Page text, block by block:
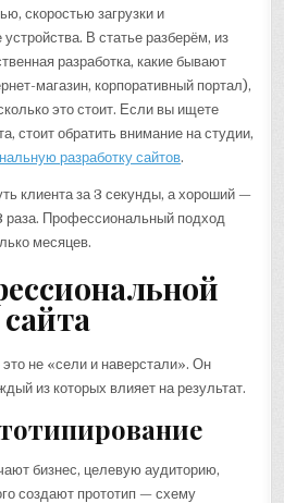
скоростью загрузки и
В статье разберём, из
разработка, какие бывают
магазин, корпоративный портал),
это стоит. Если вы ищете
стоит обратить внимание на студии,
разработку сайтов.
клиента за 3 секунды, а хороший —
раза. Профессиональный подход
месяцев.
не «сели и наверстали». Он
из которых влияет на результат.
бизнес, целевую аудиторию,
создают прототип — схему